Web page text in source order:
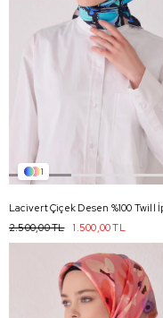
1
1.500,00 TL
2.500,00 TL